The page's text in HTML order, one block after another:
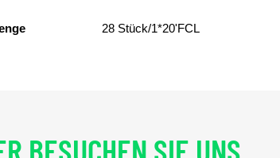
28 Stück/1*20'FCL
BESUCHEN SIE UNS